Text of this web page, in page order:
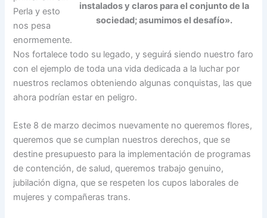
instalados y claros para el conjunto de la
sociedad; asumimos el desafío».
Perla y esto
nos pesa
enormemente.
Nos fortalece todo su legado, y seguirá siendo nuestro faro
con el ejemplo de toda una vida dedicada a la luchar por
nuestros reclamos obteniendo algunas conquistas, las que
ahora podrían estar en peligro.
Este 8 de marzo decimos nuevamente no queremos flores,
queremos que se cumplan nuestros derechos, que se
destine presupuesto para la implementación de programas
de contención, de salud, queremos trabajo genuino,
jubilación digna, que se respeten los cupos laborales de
mujeres y compañeras trans.